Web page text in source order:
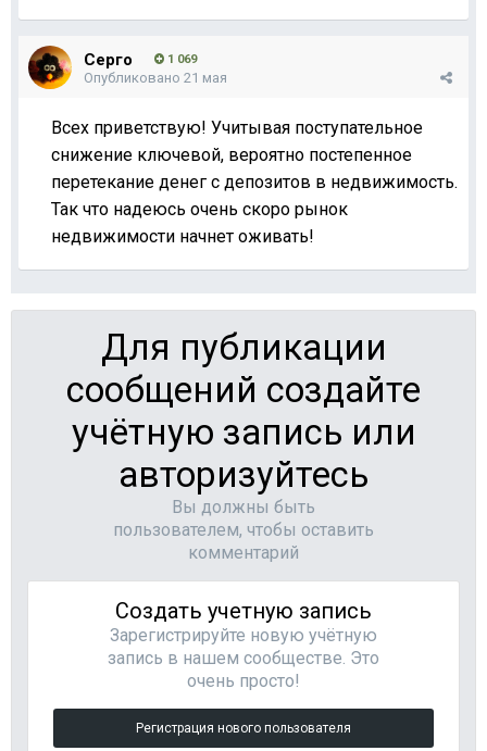
Серго 1 069
Опубликовано 21 мая
Всех приветствую! Учитывая поступательное
снижение ключевой, вероятно постепенное
перетекание денег с депозитов в недвижимость.
Так что надеюсь очень скоро рынок
недвижимости начнет оживать!
Для публикации
сообщений создайте
учётную запись или
авторизуйтесь
Вы должны быть
пользователем, чтобы оставить
комментарий
Создать учетную запись
Зарегистрируйте новую учётную
запись в нашем сообществе. Это
очень просто!
Регистрация нового пользователя